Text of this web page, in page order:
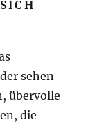
sehen
übervolle
die